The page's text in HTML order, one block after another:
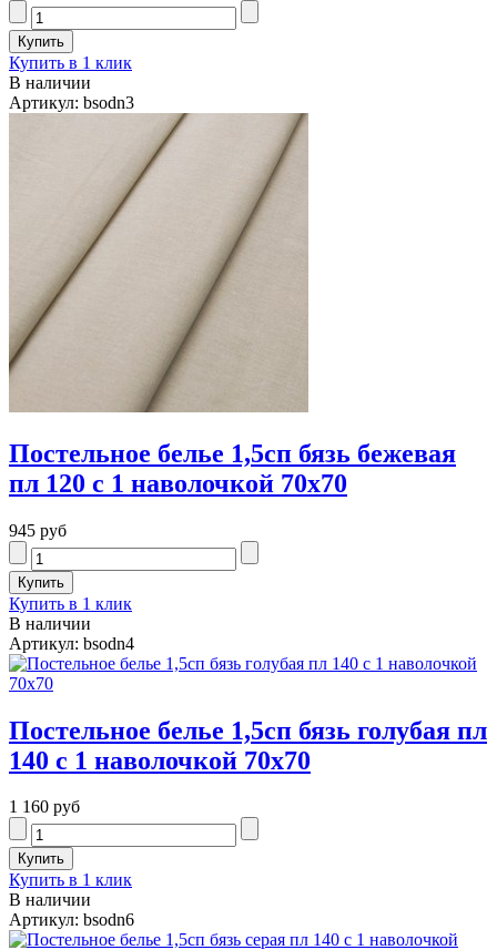
Купить в 1 клик
В наличии
Артикул: bsodn3
Постельное белье 1,5сп бязь бежевая
пл 120 с 1 наволочкой 70х70
945 руб
Купить в 1 клик
В наличии
Артикул: bsodn4
Постельное белье 1,5сп бязь голубая пл
140 с 1 наволочкой 70х70
1 160 руб
Купить в 1 клик
В наличии
Артикул: bsodn6